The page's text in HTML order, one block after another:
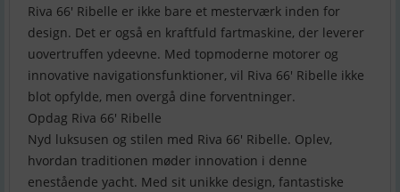
Riva 66′ Ribelle er ikke bare et mesterværk inden for
design. Det er også en kraftfuld fartmaskine, der leverer
uovertruffen ydeevne. Med topmoderne motorer og
innovative navigationsfunktioner, vil Riva 66′ Ribelle ikke
blot opfylde, men overgå dine forventninger.
Opdag Riva 66′ Ribelle
Nyd luksusen og stilen med Riva 66′ Ribelle. Oplev,
hvordan traditionen møder innovation i denne
enestående yacht. Med sit unikke design, fantastiske